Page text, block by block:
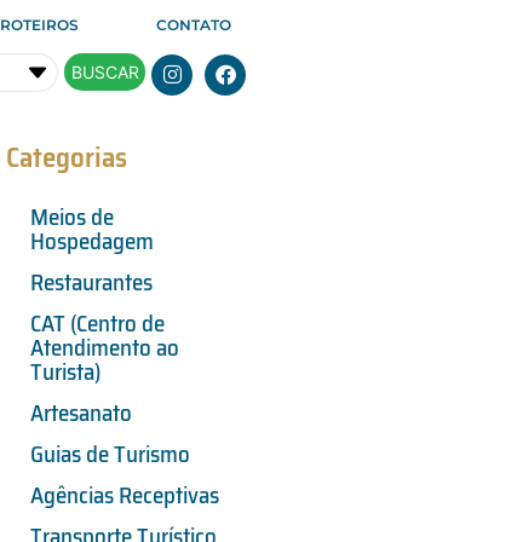
ROTEIROS CONTATO
BUSCAR
Categorias
Meios de
Hospedagem
Restaurantes
CAT (Centro de
Atendimento ao
Turista)
Artesanato
Guias de Turismo
Agências Receptivas